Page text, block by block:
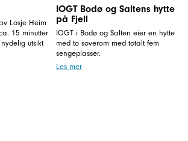
Losje Heim
15 minutter
utsikt
IOGT Bodø og Saltens hytte
på Fjell
IOGT i Bodø og Salten eier en hytte
med to soverom med totalt fem
sengeplasser.
Les mer